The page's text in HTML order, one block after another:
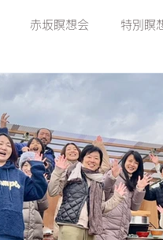
赤坂瞑想会 特別瞑
瞑想会 スケジュール
瞑想会 空合唱団